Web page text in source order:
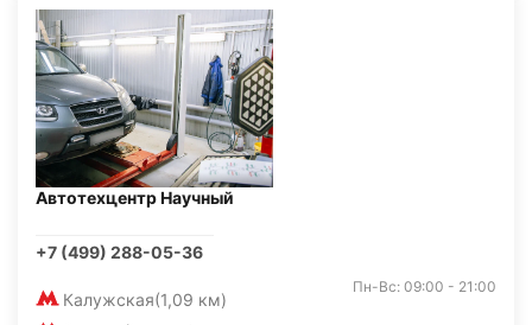
Автотехцентр Научный
+7 (499) 288-05-36
Калужская(1,09 км)
Пн-Вс: 09:00 - 21:00